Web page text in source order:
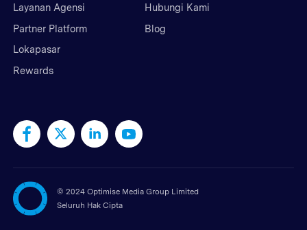
Layanan Agensi
Partner Platform
Lokapasar
Rewards
Hubungi Kami
Blog
© 2024 Optimise Media Group Limited
Seluruh Hak Cipta